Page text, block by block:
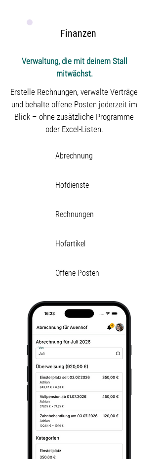
Finanzen
Verwaltung, die mit deinem Stall
mitwächst.
Erstelle Rechnungen, verwalte Verträge
und behalte offene Posten jederzeit im
Blick – ohne zusätzliche Programme
oder Excel-Listen.
Abrechnung
Hofdienste
Rechnungen
Hofartikel
Offene Posten